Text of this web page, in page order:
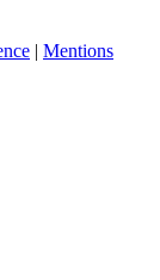
| Mentions